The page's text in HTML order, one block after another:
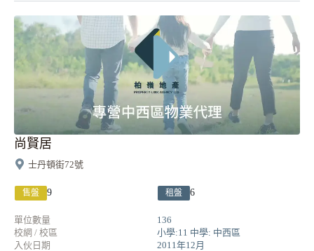
尚賢居
士丹頓街72號
售盤 9 租盤 6
單位數量
136
校網 / 校區
小學:11 中學: 中西區
入伙日期
2011年12月